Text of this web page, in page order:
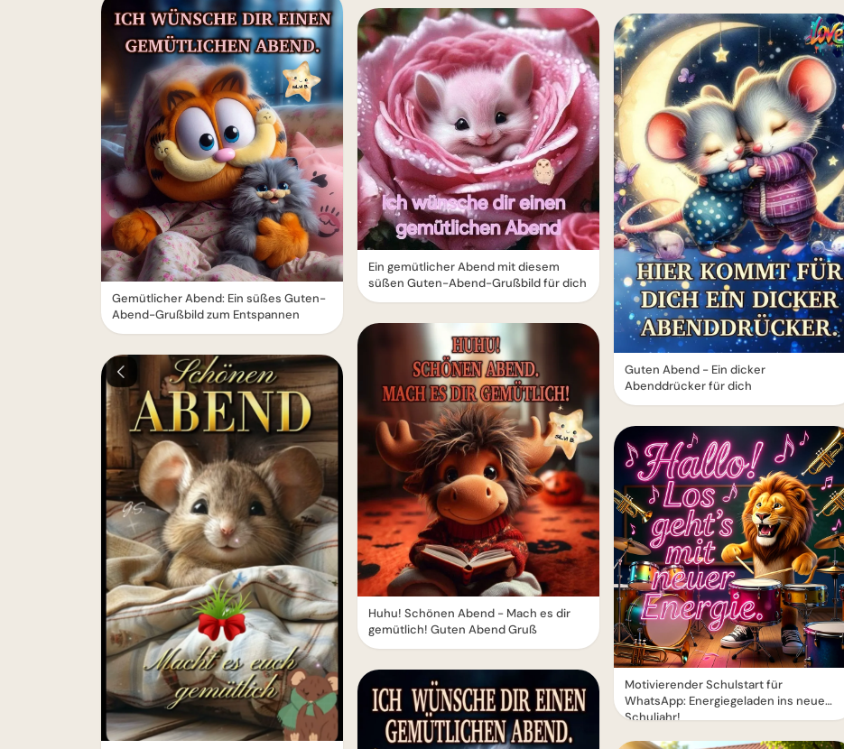
Gemütlicher Abend: Ein süßes Guten-
Abend-Grußbild zum Entspannen
Ein gemütlicher Abend mit diesem
süßen Guten-Abend-Grußbild für dich
Huhu! Schönen Abend - Mach es dir
gemütlich! Guten Abend Gruß
Guten Abend - Ein dicker
Abenddrücker für dich
Motivierender Schulstart für
WhatsApp: Energiegeladen ins neue
Schuljahr!